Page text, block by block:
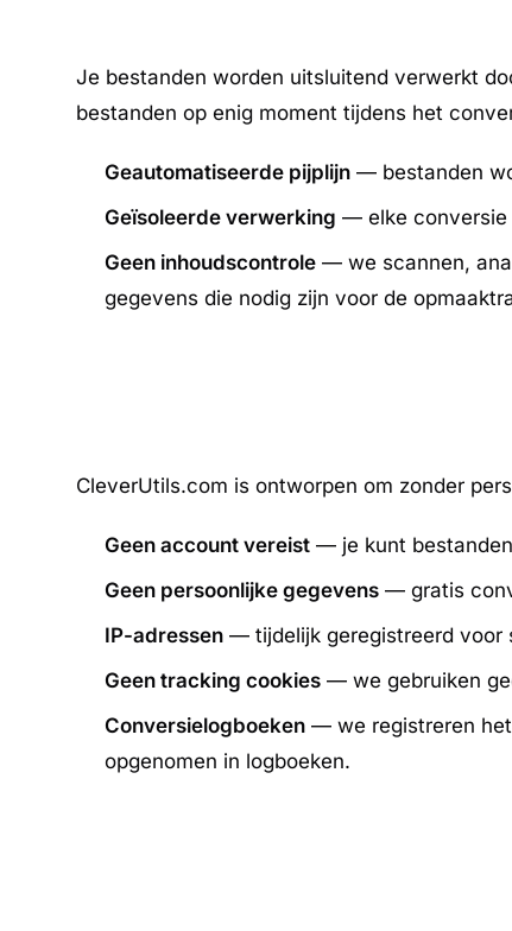
Je bestanden worden uitsluitend verwerkt
bestanden op enig moment tijdens het
Geautomatiseerde pijplijn — bestanden
Geïsoleerde verwerking — elke conversie
Geen inhoudscontrole — we scannen,
gegevens die nodig zijn voor de
CleverUtils.com is ontworpen om zonder
Geen account vereist — je kunt
Geen persoonlijke gegevens — gratis
IP-adressen — tijdelijk geregistreerd voor
Geen tracking cookies — we gebruiken
Conversielogboeken — we registreren
opgenomen in logboeken.